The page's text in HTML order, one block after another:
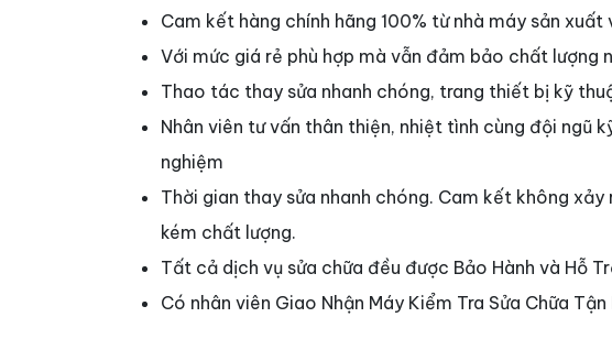
Cam kết hàng chính hãng 100% từ nhà máy sản xuất
Với mức giá rẻ phù hợp mà vẫn đảm bảo chất lượng
Thao tác thay sửa nhanh chóng, trang thiết bị kỹ
Nhân viên tư vấn thân thiện, nhiệt tình cùng đội ngũ
nghiệm
Thời gian thay sửa nhanh chóng. Cam kết không
kém chất lượng.
Tất cả dịch vụ sửa chữa đều được Bảo Hành và Hỗ
Có nhân viên Giao Nhận Máy Kiểm Tra Sửa Chữa